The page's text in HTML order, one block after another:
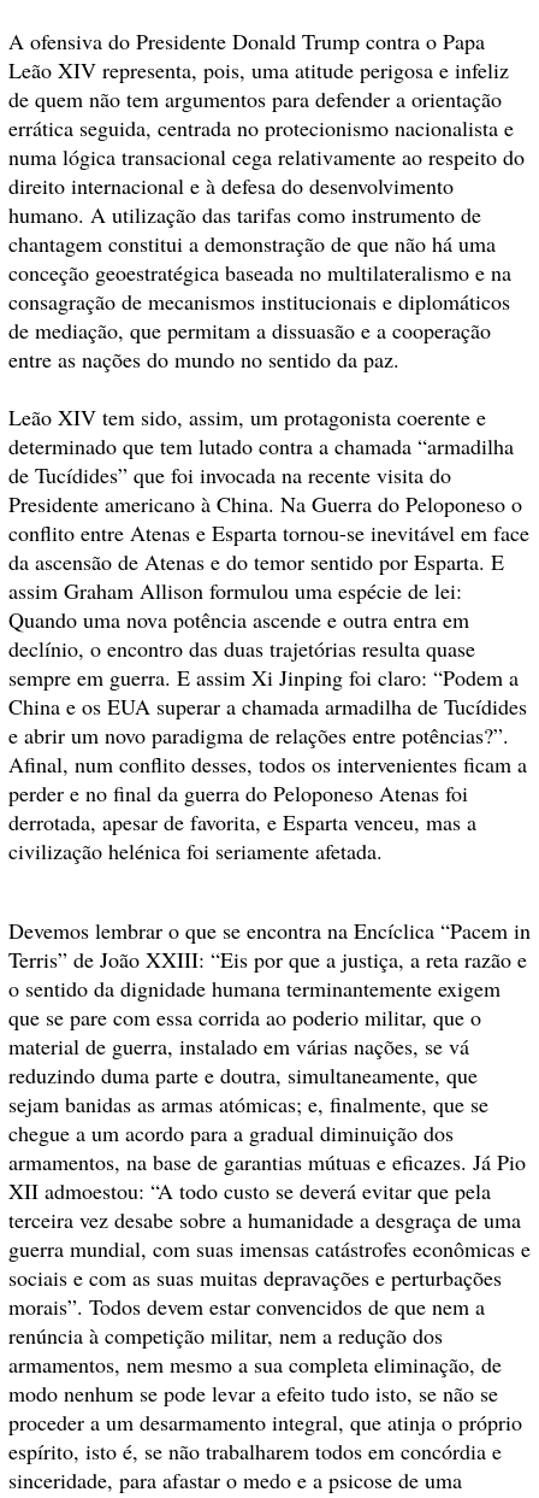
A ofensiva do Presidente Donald Trump contra o Papa
Leão XIV representa, pois, uma atitude perigosa e infeliz
de quem não tem argumentos para defender a orientação
errática seguida, centrada no protecionismo nacionalista e
numa lógica transacional cega relativamente ao respeito do
direito internacional e à defesa do desenvolvimento
humano. A utilização das tarifas como instrumento de
chantagem constitui a demonstração de que não há uma
conceção geoestratégica baseada no multilateralismo e na
consagração de mecanismos institucionais e diplomáticos
de mediação, que permitam a dissuasão e a cooperação
entre as nações do mundo no sentido da paz.
Leão XIV tem sido, assim, um protagonista coerente e
determinado que tem lutado contra a chamada “armadilha
de Tucídides” que foi invocada na recente visita do
Presidente americano à China. Na Guerra do Peloponeso o
conflito entre Atenas e Esparta tornou-se inevitável em face
da ascensão de Atenas e do temor sentido por Esparta. E
assim Graham Allison formulou uma espécie de lei:
Quando uma nova potência ascende e outra entra em
declínio, o encontro das duas trajetórias resulta quase
sempre em guerra. E assim Xi Jinping foi claro: “Podem a
China e os EUA superar a chamada armadilha de Tucídides
e abrir um novo paradigma de relações entre potências?”.
Afinal, num conflito desses, todos os intervenientes ficam a
perder e no final da guerra do Peloponeso Atenas foi
derrotada, apesar de favorita, e Esparta venceu, mas a
civilização helénica foi seriamente afetada.
Devemos lembrar o que se encontra na Encíclica “Pacem in
Terris” de João XXIII: “Eis por que a justiça, a reta razão e
o sentido da dignidade humana terminantemente exigem
que se pare com essa corrida ao poderio militar, que o
material de guerra, instalado em várias nações, se vá
reduzindo duma parte e doutra, simultaneamente, que
sejam banidas as armas atómicas; e, finalmente, que se
chegue a um acordo para a gradual diminuição dos
armamentos, na base de garantias mútuas e eficazes. Já Pio
XII admoestou: “A todo custo se deverá evitar que pela
terceira vez desabe sobre a humanidade a desgraça de uma
guerra mundial, com suas imensas catástrofes econômicas e
sociais e com as suas muitas depravações e perturbações
morais”. Todos devem estar convencidos de que nem a
renúncia à competição militar, nem a redução dos
armamentos, nem mesmo a sua completa eliminação, de
modo nenhum se pode levar a efeito tudo isto, se não se
proceder a um desarmamento integral, que atinja o próprio
espírito, isto é, se não trabalharem todos em concórdia e
sinceridade, para afastar o medo e a psicose de uma